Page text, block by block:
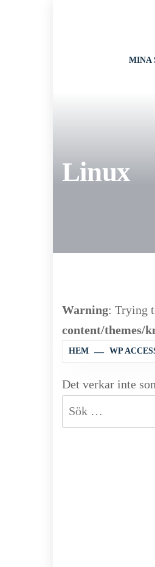
MINA
Linux
Warning: Trying
content/themes/
HEM WP
Det verkar inte
Sök
efter: